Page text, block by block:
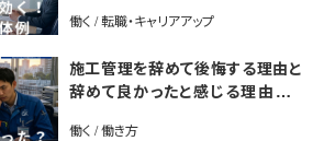
働く / 転職・キャリアアップ
施工管理を辞めて後悔する理由と
辞めて良かったと感じる理由は？
説】
働く / 働き方